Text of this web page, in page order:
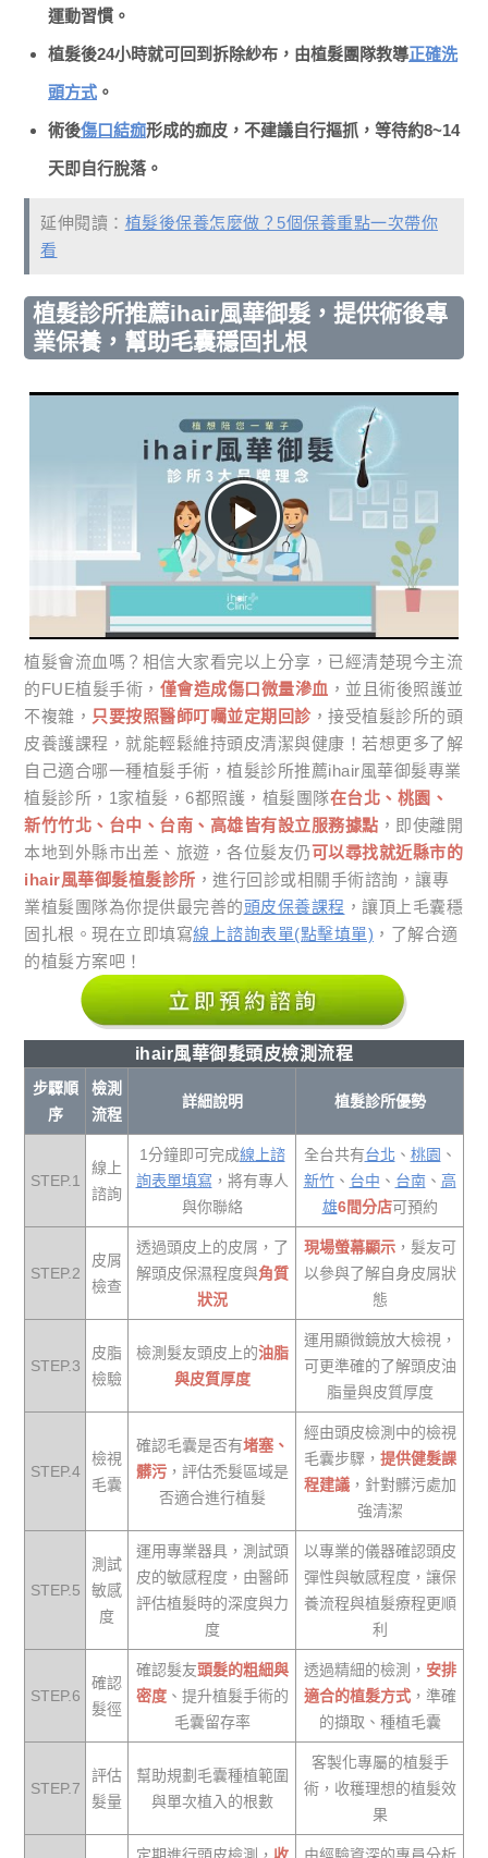
運動習慣。
植髮後24小時就可回到拆除紗布，由植髮團隊教導正確洗
頭方式 。
術後傷口結痂形成的痂皮，不建議自行摳抓，等待約8~14
天即自行脫落。
延伸閱讀： 植髮後保養怎麼做？5個保養重點一次帶你
看
植髮診所推薦ihair風華御髮，提供術後專
業保養，幫助毛囊穩固扎根
植髮會流血嗎？相信大家看完以上分享，已經清楚現今主流
的FUE植髮手術， 僅會造成傷口微量滲血 ，並且術後照護並
不複雜， 只要按照醫師叮囑並定期回診，接受植髮診所的頭
皮養護課程，就能輕鬆維持頭皮清潔與健康！若想更多了解
自己適合哪一種植髮手術，植髮診所推薦ihair風華御髮專業
植髮診所，1家植髮，6都照護，植髮團隊在台北、桃園、
新竹竹北、台中、台南、高雄皆有設立服務據點 ，即使離開
本地到外縣市出差、旅遊，各位髮友仍可以尋找就近縣市的
ihair風華御髮植髮診所 ，進行回診或相關手術諮詢，讓專
業植髮團隊為你提供最完善的頭皮保養課程 ，讓頂上毛囊穩
固扎根。現在立即填寫線上諮詢表單(點擊填單) ，了解合適
的植髮方案吧！
ihair風華御髮頭皮檢測流程
步驟順
序
檢測
流程
詳細說明 植髮診所優勢
STEP.1
線上
諮詢
1分鐘即可完成線上諮
詢表單填寫 ，將有專人
與你聯絡
全台共有台北 、 桃園 、
新竹、 台中 、 台南、 高
雄6間分店可預約
STEP.2
皮屑
檢查
透過頭皮上的皮屑，了
解頭皮保濕程度與角質
狀況
現場螢幕顯示，髮友可
以參與了解自身皮屑狀
態
STEP.3
皮脂
檢驗
檢測髮友頭皮上的油脂
與皮質厚度
運用顯微鏡放大檢視，
可更準確的了解頭皮油
脂量與皮質厚度
STEP.4
檢視
毛囊
確認毛囊是否有堵塞、
髒污，評估禿髮區域是
否適合進行植髮
經由頭皮檢測中的檢視
毛囊步驟， 提供健髮課
程建議，針對髒污處加
強清潔
STEP.5
測試
敏感
度
運用專業器具，測試頭
皮的敏感程度，由醫師
評估植髮時的深度與力
度
以專業的儀器確認頭皮
彈性與敏感程度，讓保
養流程與植髮療程更順
利
STEP.6
確認
髮徑
確認髮友頭髮的粗細與
密度、提升植髮手術的
毛囊留存率
透過精細的檢測， 安排
適合的植髮方式，準確
的擷取、種植毛囊
STEP.7
評估
髮量
幫助規劃毛囊種植範圍
與單次植入的根數
客製化專屬的植髮手
術，收穫理想的植髮效
果
定期進行頭皮檢測， 收 由經驗資深的專員分析